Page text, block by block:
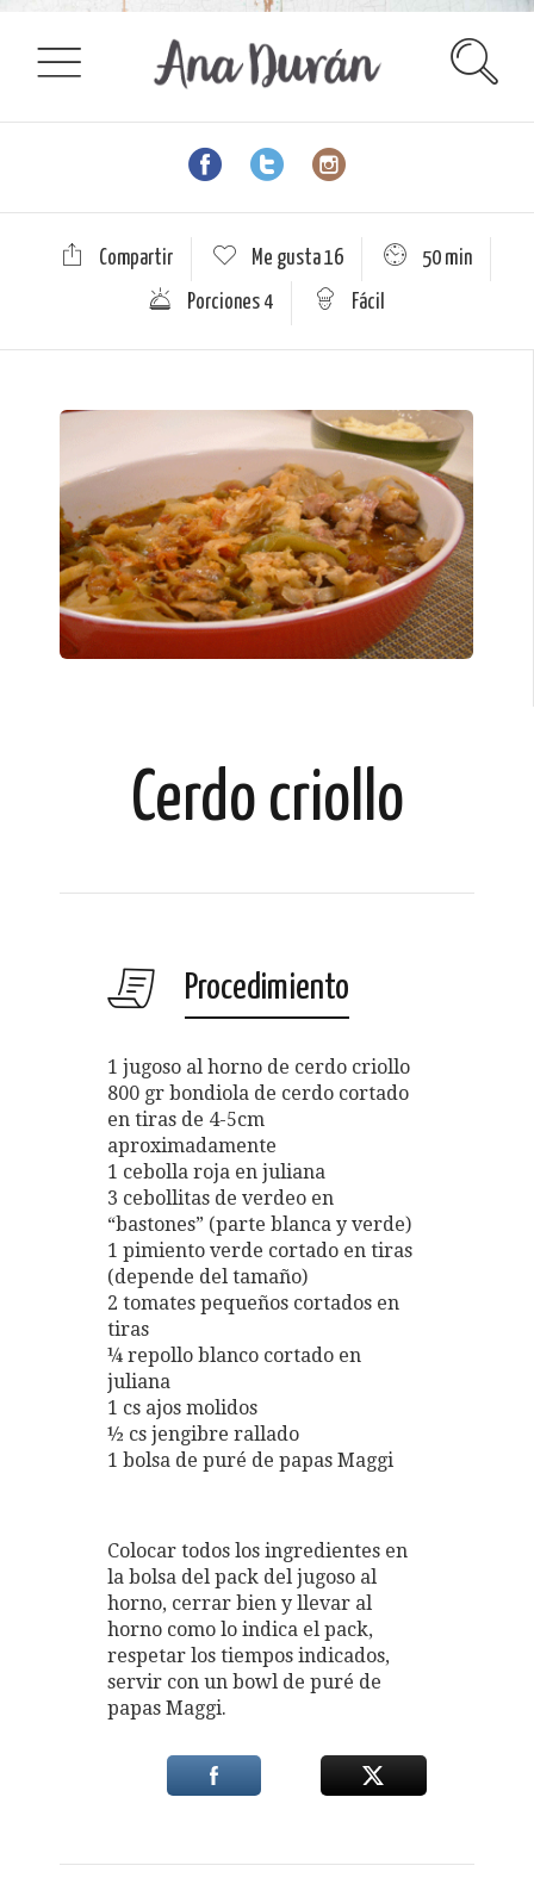
Compartir Me gusta16 50 min
Porciones 4 Fácil
Cerdo criollo
Procedimiento
1 jugoso al horno de cerdo criollo
800 gr bondiola de cerdo cortado
en tiras de 4-5cm
aproximadamente
1 cebolla roja en juliana
3 cebollitas de verdeo en
“bastones” (parte blanca y verde)
1 pimiento verde cortado en tiras
(depende del tamaño)
2 tomates pequeños cortados en
tiras
¼ repollo blanco cortado en
juliana
1 cs ajos molidos
½ cs jengibre rallado
1 bolsa de puré de papas Maggi
Colocar todos los ingredientes en
la bolsa del pack del jugoso al
horno, cerrar bien y llevar al
horno como lo indica el pack,
respetar los tiempos indicados,
servir con un bowl de puré de
papas Maggi.